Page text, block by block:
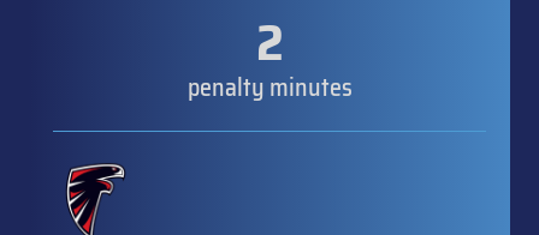
2
penalty minutes